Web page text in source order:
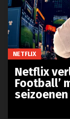
NETFLIX
Netflix
Football’
seizoenen